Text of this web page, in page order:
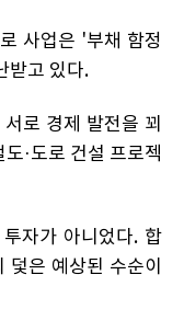
사업은 '부채 함정
고 있다.
로 경제 발전을 꾀
·도로 건설 프로젝
자가 아니었다. 합
은 예상된 수순이